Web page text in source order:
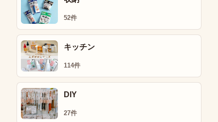
52件
キッチン
114件
DIY
27件